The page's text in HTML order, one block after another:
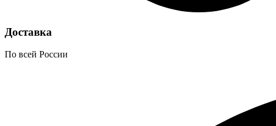
Доставка
По всей России